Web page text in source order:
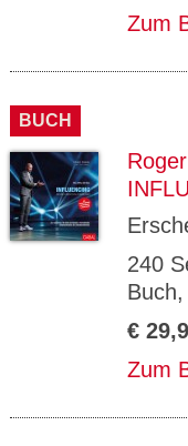
Zum
BUCH
240
€
Zum